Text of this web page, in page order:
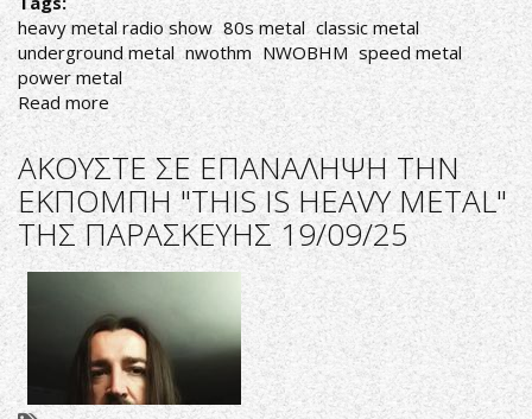
ΤΗΣ
ΠΑΡΑΣΚΕΥΗΣ
21/11/25
heavy metal radio show 80s metal classic metal
underground metal nwothm NWOBHM speed metal
power metal
Read more about
ΑΚΟΥΣΤΕ
ΣΕ
ΕΠΑΝΑΛΗΨΗ
ΤΗΝ
ΕΚΠΟΜΠΗ
"THIS
IS
HEAVY
METAL"
ΤΗΣ
ΤΡΙΤΗΣ
23/09/25
ΑΚΟΥΣΤΕ ΣΕ ΕΠΑΝΑΛΗΨΗ ΤΗΝ
ΕΚΠΟΜΠΗ "THIS IS HEAVY METAL"
ΤΗΣ ΠΑΡΑΣΚΕΥΗΣ 19/09/25